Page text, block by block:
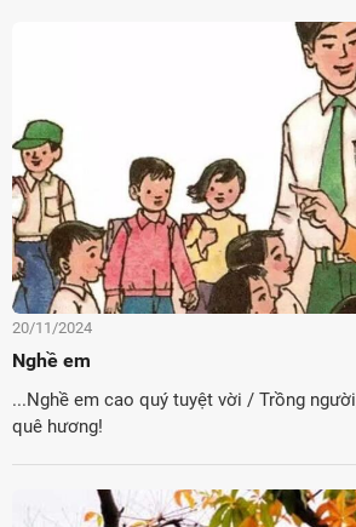
20/11/2024
Nghề em
...Nghề em cao quý tuyệt vời / Trồng
quê hương!